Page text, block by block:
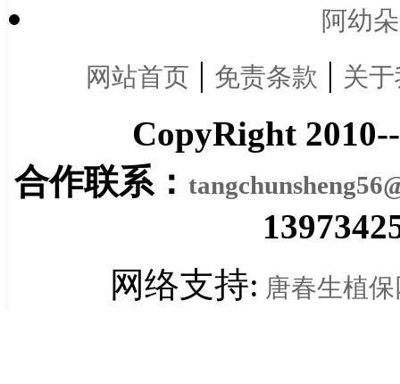
阿幼
网站首页 | 免责条款 | 关
CopyRight
合作联系：
网络支持: 唐春生植